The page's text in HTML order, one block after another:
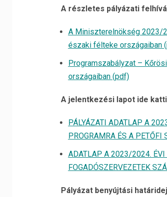
A részletes pályázati
A Miniszterelnökség 2023/
északi félteke országaiban
Programszabályzat –
országaiban (pdf)
A jelentkezési lapot ide
PÁLYÁZATI ADATLAP A
PROGRAMRA ÉS A
ADATLAP A 2023/2024. ÉVI
FOGADÓSZERVEZETEK
Pályázat benyújtási